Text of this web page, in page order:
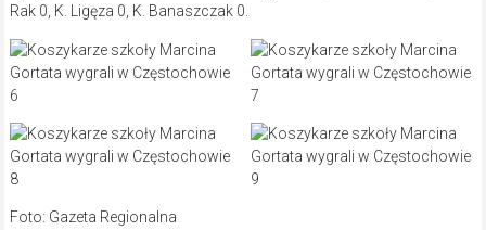
Rak 0, K. Ligęza 0, K. Banaszczak 0.
Foto: Gazeta Regionalna